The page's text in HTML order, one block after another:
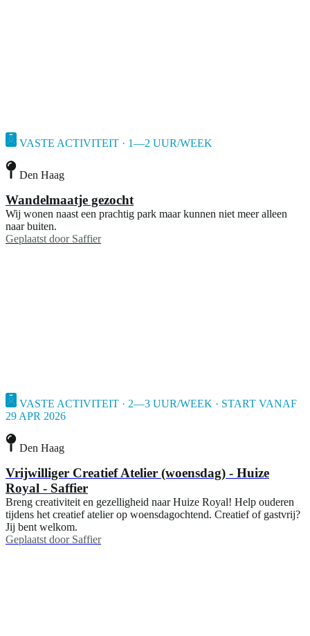
VASTE ACTIVITEIT · 1—2 UUR/WEEK
Den Haag
Wandelmaatje gezocht
Wij wonen naast een prachtig park maar kunnen niet meer alleen
naar buiten.
Geplaatst door Saffier
VASTE ACTIVITEIT · 2—3 UUR/WEEK · START VANAF
29 APR 2026
Den Haag
Vrijwilliger Creatief Atelier (woensdag) - Huize
Royal - Saffier
Breng creativiteit en gezelligheid naar Huize Royal! Help ouderen
tijdens het creatief atelier op woensdagochtend. Creatief of gastvrij?
Jij bent welkom.
Geplaatst door Saffier